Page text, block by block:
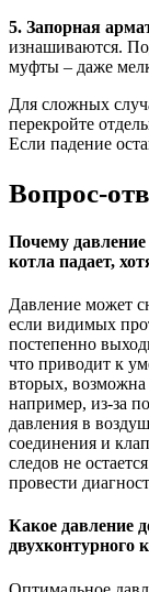
5. Запорная
изнашиваются.
муфты – даже
Для сложных
перекройте
Если падение
Вопрос-
Почему давление
котла падает,
Давление может
если видимых
постепенно
что приводит к
вторых,
например, из-за
давления в
соединения и
следов не
провести
Какое давление
двухконтурного